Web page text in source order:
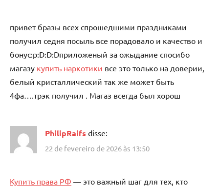
привет бразы всех спрошедшими праздниками
получил седня посыль все порадовало и качество и
бонус:p:D:D:Dприложеный за ожыдание спосибо
магазу купить наркотики все это только на доверии,
белый кристаллический так же может быть
4фа….трэк получил . Магаз всегда был хорош
PhilipRaifs disse:
22 de fevereiro de 2026 às 13:50
Купить права РФ — это важный шаг для тех, кто